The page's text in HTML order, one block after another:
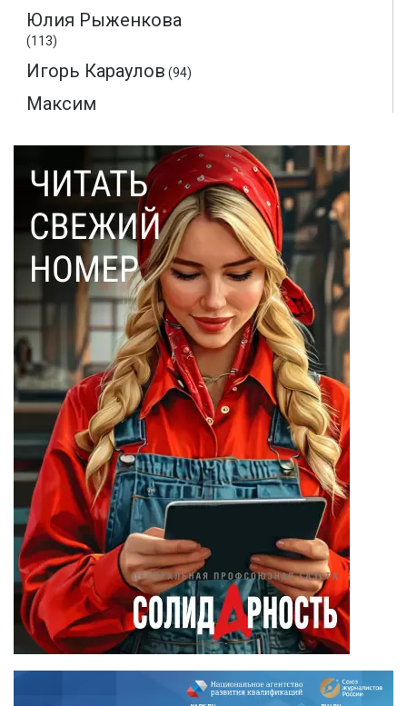
Юлия Рыженкова
(113)
Игорь Караулов (94)
Максим
Монте-Кристо(40)
Ольга Соловьева
(28)
Эдмон Дантес(28)
Наталья Кочемина
(23)
Вадим Барабанов
(18)
Дмитрий Чуйков
(18)
Камиль Айсин (18)
Александр
Запесоцкий(16)
Александр
Боданин(15)
Алена Беллис(15)
Александр
Илларионов(14)